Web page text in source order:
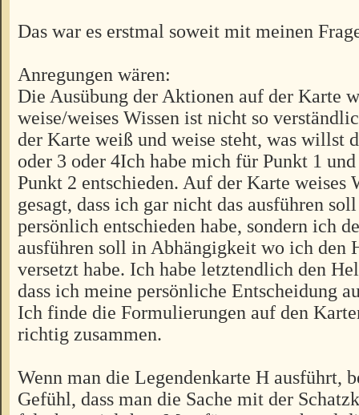
Das war es erstmal soweit mit meinen
Anregungen wären:
Die Ausübung der Aktionen auf der Karte
weise/weises Wissen ist nicht so
der Karte weiß und weise steht, was willst
oder 3 oder 4Ich habe mich für Punkt 1
Punkt 2 entschieden. Auf der Karte weises
gesagt, dass ich gar nicht das ausführen
persönlich entschieden habe, sondern ich
ausführen soll in Abhängigkeit wo ich den
versetzt habe. Ich habe letztendlich den
dass ich meine persönliche Entscheidung
Ich finde die Formulierungen auf den
richtig zusammen.
Wenn man die Legendenkarte H ausführt,
Gefühl, dass man die Sache mit der